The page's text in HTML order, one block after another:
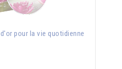
pour la vie quotidienne